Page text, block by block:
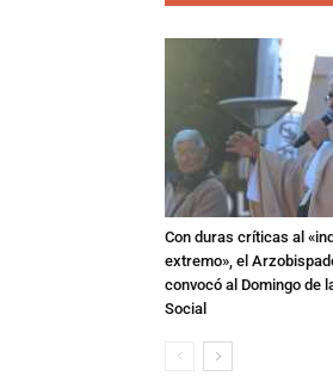
Con duras críticas al
extremo», el
convocó al Domingo de
Social